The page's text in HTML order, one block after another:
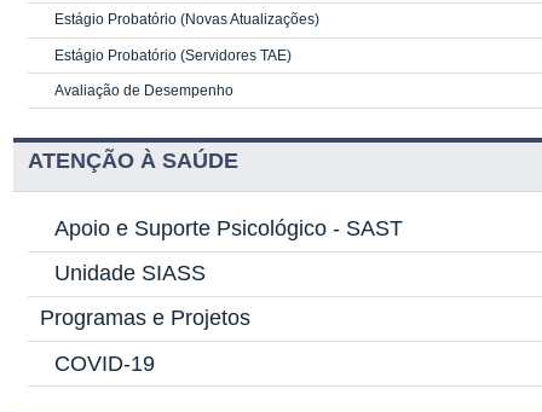
Estágio Probatório (Novas Atualizações)
Estágio Probatório (Servidores TAE)
Avaliação de Desempenho
ATENÇÃO À SAÚDE
Apoio e Suporte Psicológico - SAST
Unidade SIASS
Programas e Projetos
COVID-19